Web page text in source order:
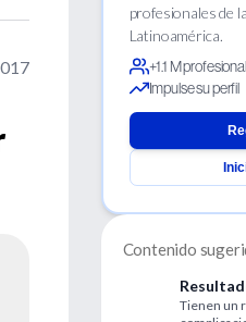
profesionales de
Latinoamérica.
+1.1 M
Impulse su perfil
Contenido
Tienen un